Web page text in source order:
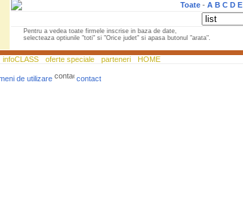
Toate - A B C D E
Pentru a vedea toate firmele inscrise in baza de date,
selecteaza optiunile "toti" si "Orice judet" si apasa butonul "arata".
infoCLASS oferte speciale parteneri HOME
de utilizare contact